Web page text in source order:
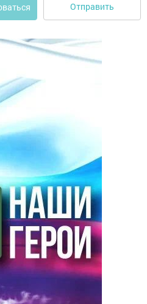
Отправить